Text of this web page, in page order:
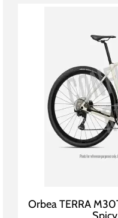
Orbea TERRA